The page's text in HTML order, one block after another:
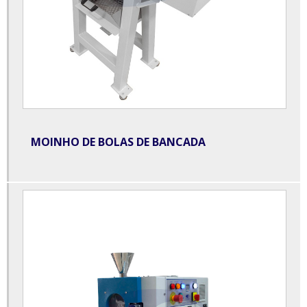
Estufa à vácuo para laboratório
Estufa bacteriológica laboratório
Estufa com agitação tipo wagner
Estufa de esterilização e secagem
Estufa microprocessada com circulação forçada de ar
Homogeneizador para laboratório
Incubadora shaker de bancada refrigerada
MOINHO DE BOLAS DE BANCADA